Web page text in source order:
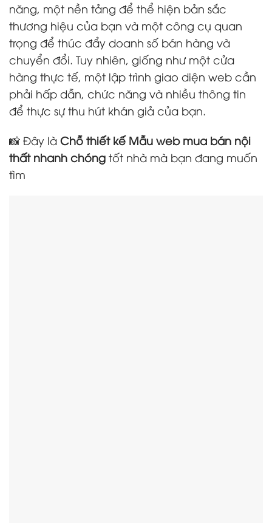
năng, một nền tảng để thể hiện bản sắc
thương hiệu của bạn và một công cụ quan
trọng để thúc đẩy doanh số bán hàng và
chuyển đổi. Tuy nhiên, giống như một cửa
hàng thực tế, một lập trình giao diện web cần
phải hấp dẫn, chức năng và nhiều thông tin
để thực sự thu hút khán giả của bạn.
📸 Đây là Chỗ thiết kế Mẫu web mua bán nội
thất nhanh chóng tốt nhà mà bạn đang muốn
tìm